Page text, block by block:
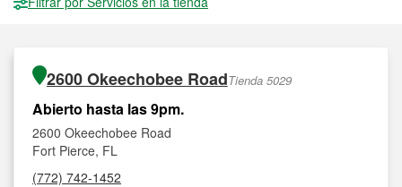
2600 Okeechobee RoadTienda 5029
Abierto hasta las 9pm.
2600 Okeechobee Road
Fort Pierce, FL
(772) 742-1452